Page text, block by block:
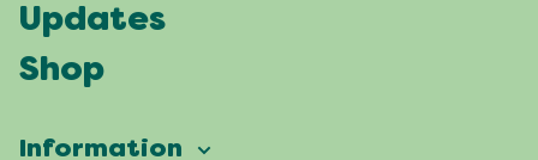
Updates
Shop
Information